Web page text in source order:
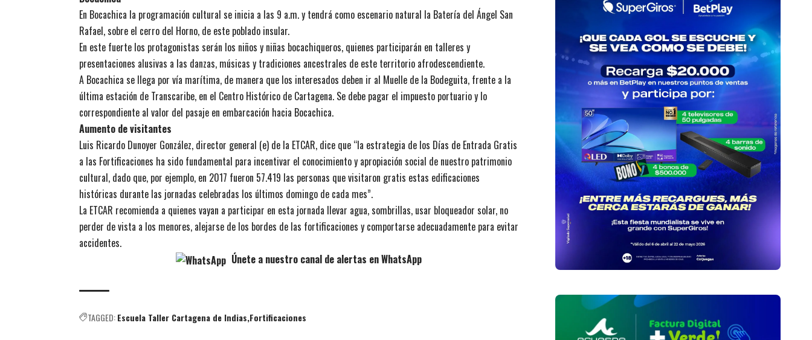
En Bocachica la programación cultural se inicia a las 9 a.m. y tendrá como escenario natural la Batería del Ángel San
Rafael, sobre el cerro del Horno, de este poblado insular.
En este fuerte los protagonistas serán los niños y niñas bocachiqueros, quienes participarán en talleres y
presentaciones alusivas a las danzas, músicas y tradiciones ancestrales de este territorio afrodescendiente.
A Bocachica se llega por vía marítima, de manera que los interesados deben ir al Muelle de la Bodeguita, frente a la
última estación de Transcaribe, en el Centro Histórico de Cartagena. Se debe pagar el impuesto portuario y lo
correspondiente al valor del pasaje en embarcación hacia Bocachica.
Aumento de visitantes
Luis Ricardo Dunoyer González, director general (e) de la ETCAR, dice que “la estrategia de los Días de Entrada Gratis
a las Fortificaciones ha sido fundamental para incentivar el conocimiento y apropiación social de nuestro patrimonio
cultural, dado que, por ejemplo, en 2017 fueron 57.419 las personas que visitaron gratis estas edificaciones
históricas durante las jornadas celebradas los últimos domingo de cada mes”.
La ETCAR recomienda a quienes vayan a participar en esta jornada llevar agua, sombrillas, usar bloqueador solar, no
perder de vista a los menores, alejarse de los bordes de las fortificaciones y comportarse adecuadamente para evitar
accidentes.
Únete a nuestro canal de alertas en WhatsApp
TAGGED:Escuela Taller Cartagena de Indias Fortificaciones